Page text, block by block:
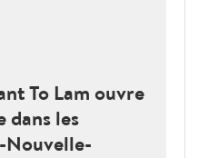
To Lam ouvre
dans les